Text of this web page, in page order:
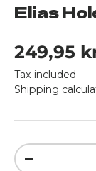
Elias
Regular
249,95
Tax included
Shipping
Qty
Decrease